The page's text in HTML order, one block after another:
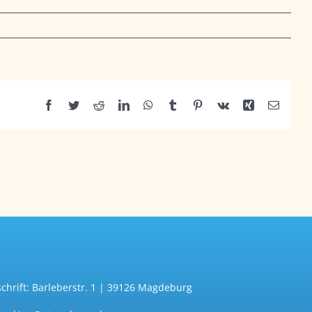
Facebook
TwitterRedditLinkedInWhatsApp
TumblrPinterest
Vk Xing E-
Barleberstr. 1 | 39126 Magdeburg